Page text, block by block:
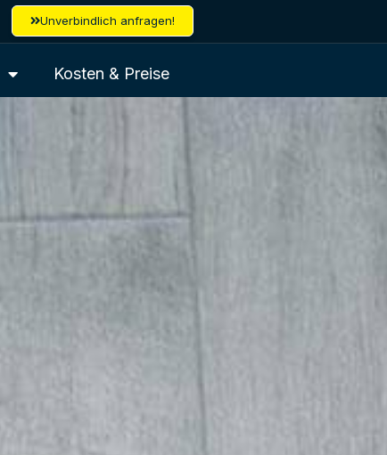
Unverbindlich anfragen!
Kosten & Preise